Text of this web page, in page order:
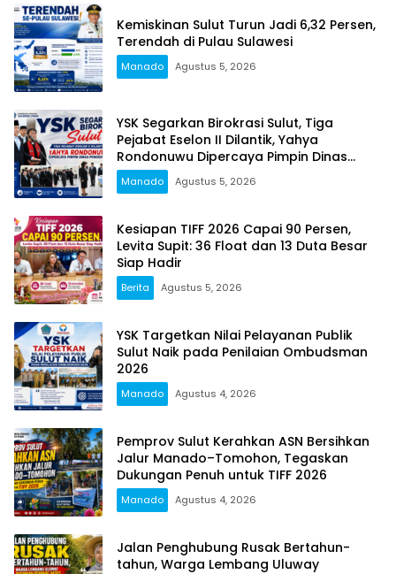
Kemiskinan Sulut Turun Jadi 6,32 Persen,
Terendah di Pulau Sulawesi
Manado Agustus 5, 2026
YSK Segarkan Birokrasi Sulut, Tiga
Pejabat Eselon II Dilantik, Yahya
Rondonuwu Dipercaya Pimpin Dinas
Pendidikan
Manado Agustus 5, 2026
Kesiapan TIFF 2026 Capai 90 Persen,
Levita Supit: 36 Float dan 13 Duta Besar
Siap Hadir
Berita Agustus 5, 2026
YSK Targetkan Nilai Pelayanan Publik
Sulut Naik pada Penilaian Ombudsman
2026
Manado Agustus 4, 2026
Pemprov Sulut Kerahkan ASN Bersihkan
Jalur Manado–Tomohon, Tegaskan
Dukungan Penuh untuk TIFF 2026
Manado Agustus 4, 2026
Jalan Penghubung Rusak Bertahun-
tahun, Warga Lembang Uluway